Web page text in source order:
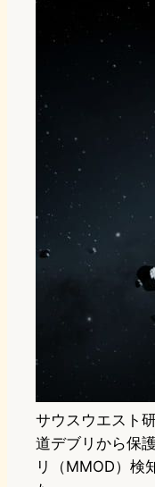
サウスウエスト
道デブリから保
リ（MMOD）検